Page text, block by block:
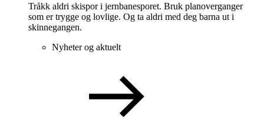
Tråkk aldri skispor i jernbanesporet. Bruk planoverganger
som er trygge og lovlige. Og ta aldri med deg barna ut i
skinnegangen.
Nyheter og aktuelt